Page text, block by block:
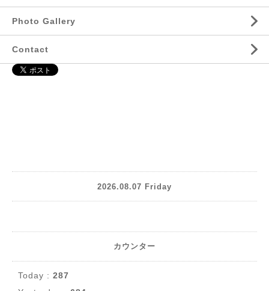
Photo Gallery
Contact
2026.08.07 Friday
カウンター
Today : 287